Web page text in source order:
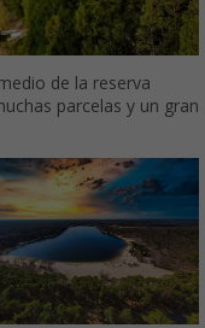
de la reserva
parcelas y un gran